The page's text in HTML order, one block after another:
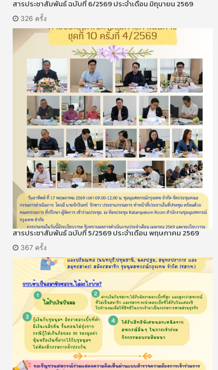
สารประชาสัมพันธ์ ฉบับที่ 6/2569 ประจำเดือน มิถุนายน 2569
326 ครั้ง
สารประชาสัมพันธ์ ฉบับที่ 5/2569 ประจำเดือน พฤษภาคม 2569
367 ครั้ง